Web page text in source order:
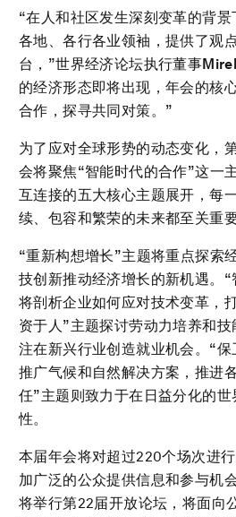
“在人和社区发生深刻变革的背
各地、各行各业领袖，提供了观
台，”世界经济论坛执行董事
的经济形态即将出现，年会的核
合作，探寻共同对策。”
为了应对全球形势的动态变化，
会将聚焦“智能时代的合作”这一
互连接的五大核心主题展开，每
续、包容和繁荣的未来都至关重要
“重新构想增长”主题将重点探索
技创新推动经济增长的新机遇。
将剖析企业如何应对技术变革，
资于人”主题探讨劳动力培养和
注在新兴行业创造就业机会。“
推广气候和自然解决方案，推进
任”主题则致力于在日益分化的
性。
本届年会将对超过220个场次进
加广泛的公众提供信息和参与机
将举行第22届开放论坛，将面向